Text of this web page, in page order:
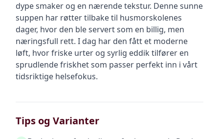
dype smaker og en nærende tekstur. Denne sunne
suppen har røtter tilbake til husmorskolenes
dager, hvor den ble servert som en billig, men
næringsfull rett. I dag har den fått et moderne
løft, hvor friske urter og syrlig eddik tilfører en
sprudlende friskhet som passer perfekt inn i vårt
tidsriktige helsefokus.
Tips og Varianter